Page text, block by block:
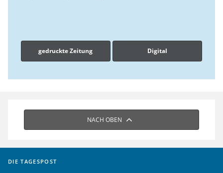
gedruckte Zeitung Digital
NACH OBEN
DIE TAGESPOST